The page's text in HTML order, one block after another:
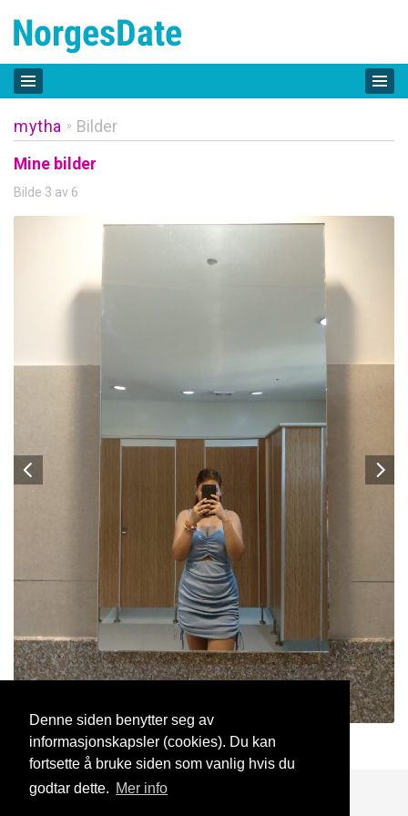
Denne siden benytter seg av
informasjonskapsler (cookies). Du kan
fortsette å bruke siden som vanlig hvis du
godtar dette. Mer info
mytha » Bilder
Mine bilder
Bilde 3 av 6
mytha 5 Mar, 2024
Blogg Support Kontakt oss